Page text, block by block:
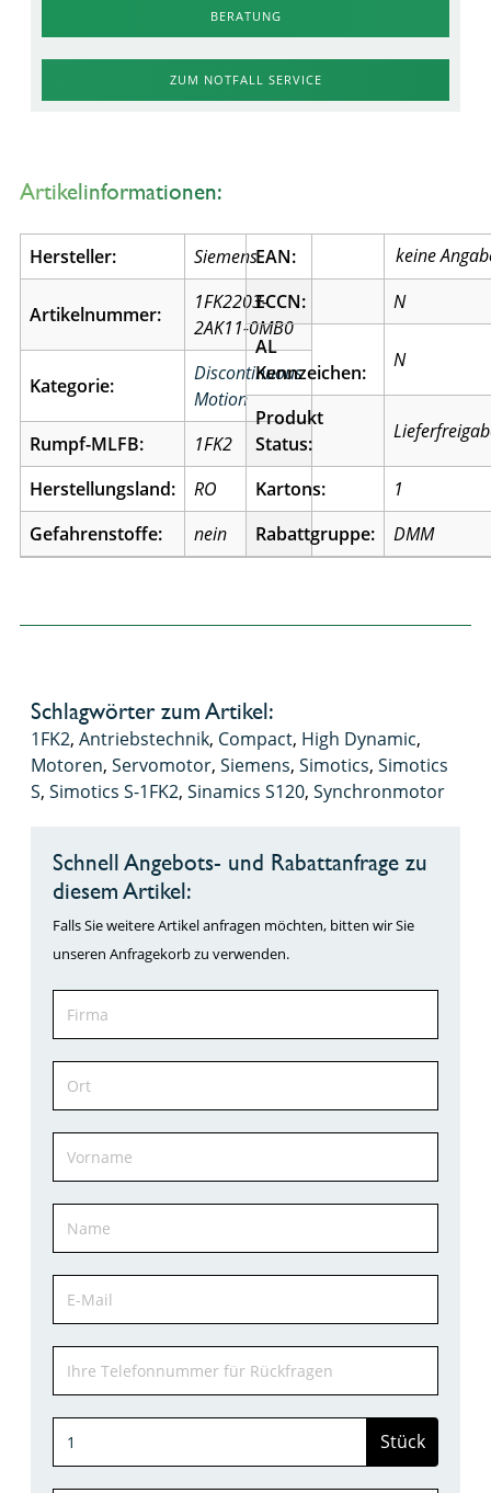
BERATUNG
ZUM NOTFALL SERVICE
Artikelinformationen:
Hersteller: Siemens
Artikelnummer:
1FK2203-
2AK11-0MB0
Kategorie:
Discontinuous
Motion
Rumpf-MLFB:
1FK2
Herstellungsland:
RO
Gefahrenstoffe:
nein
EAN:
ECCN:
N
AL
Kennzeichen:
N
Produkt
Status:
Kartons:
1
Rabattgruppe:
DMM
Schlagwörter zum Artikel:
1FK2, Antriebstechnik, Compact, High Dynamic,
Motoren, Servomotor, Siemens, Simotics, Simotics
S, Simotics S-1FK2, Sinamics S120, Synchronmotor
Schnell Angebots- und Rabattanfrage zu
diesem Artikel:
Falls Sie weitere Artikel anfragen möchten, bitten wir Sie
unseren Anfragekorb zu verwenden.
Stück